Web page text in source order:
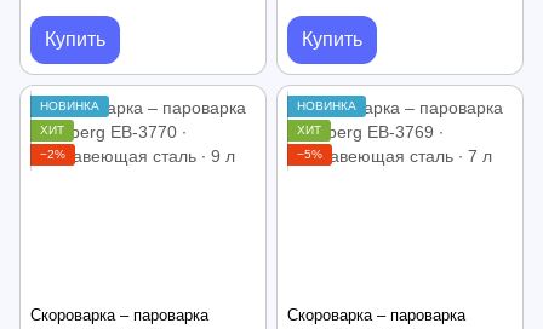
Купить Купить
НОВИНКА
ХИТ
−2%
Скороварка – пароварка
НОВИНКА
ХИТ
−5%
Скороварка – пароварка